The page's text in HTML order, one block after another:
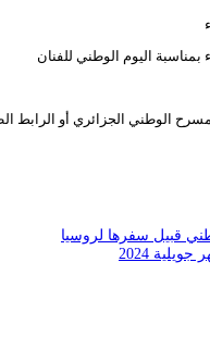
الوطني الجزائري أو الرابط
قبيل سفرها لروسيا
2024